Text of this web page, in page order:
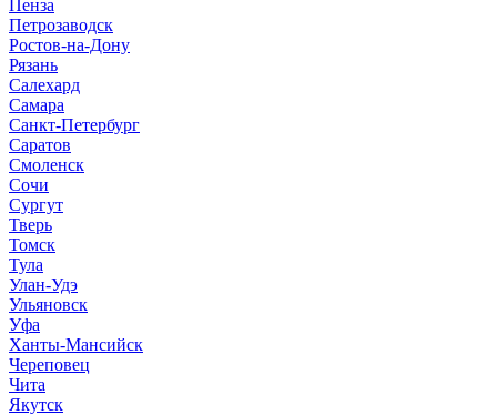
Пенза
Петрозаводск
Ростов-на-Дону
Рязань
Салехард
Самара
Санкт-Петербург
Саратов
Смоленск
Сочи
Сургут
Тверь
Томск
Тула
Улан-Удэ
Ульяновск
Уфа
Ханты-Мансийск
Череповец
Чита
Якутск